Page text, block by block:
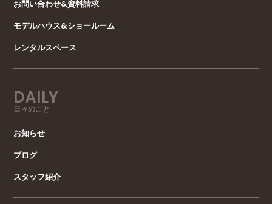
お問い合わせ&資料請求
モデルハウス&ショールーム
レンタルスペース
DAILY
日々のこと
お知らせ
ブログ
スタッフ紹介